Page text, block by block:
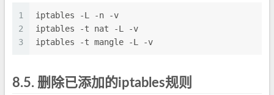
1
2
3
iptables -L -n -v
iptables -t nat -L -v
iptables -t mangle -L -v
8.5. 删除已添加的iptables规则